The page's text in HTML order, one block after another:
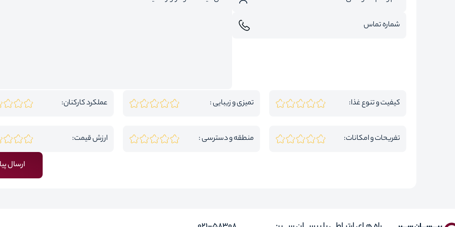
کیفیت و تنوع غذا: تمیزی و زیبایی : عملکرد کارکنان:
تفریحات و امکانات: منطقه و دسترسی : ارزش قیمت:
ارسال